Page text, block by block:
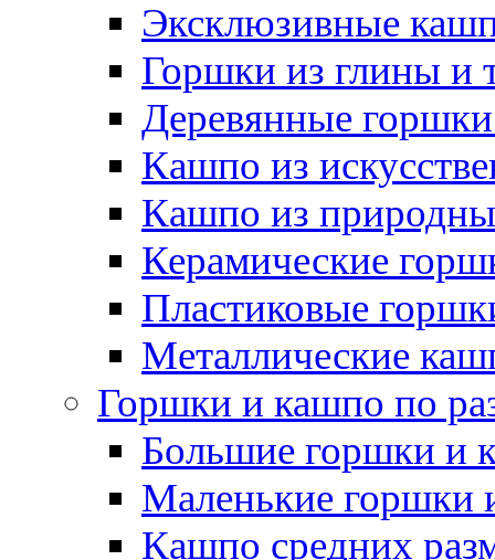
Эксклюзивные
Горшки из глины и
Деревянные
Кашпо из
Кашпо из
Керамические
Пластиковые
Металлические
Горшки и кашпо по
Большие горшки и
Маленькие горшки
Кашпо средних